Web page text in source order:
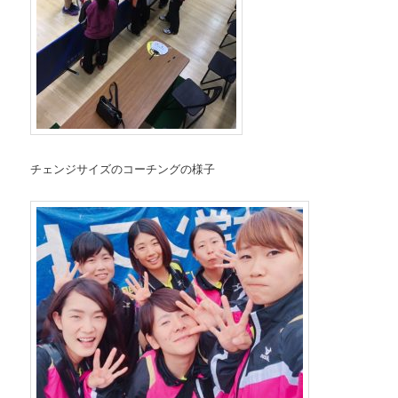
チェンジサイズのコーチングの様子